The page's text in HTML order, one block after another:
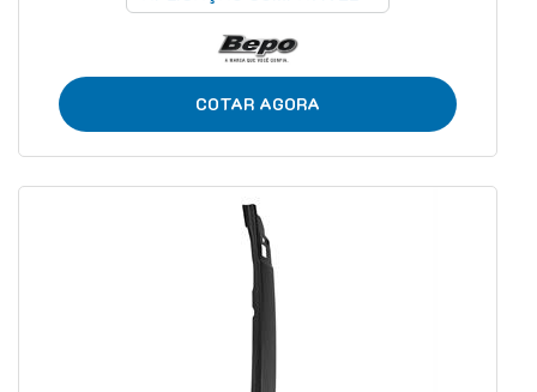
COTAR AGORA